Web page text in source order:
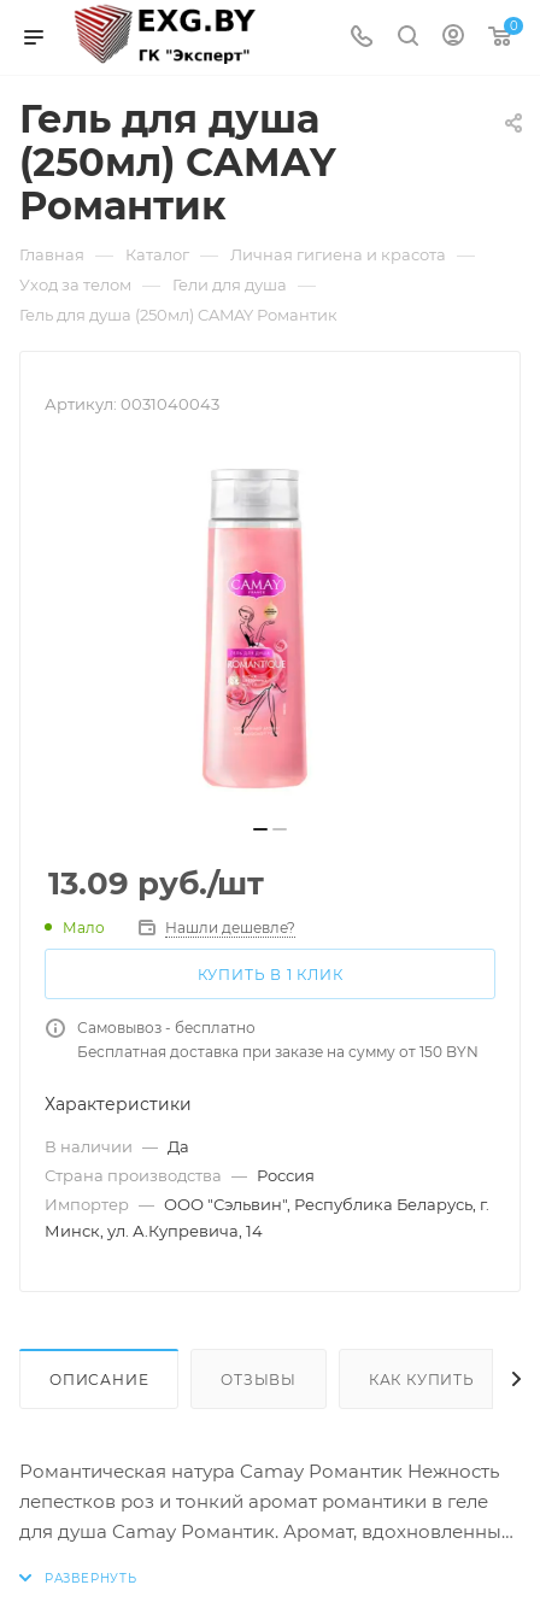
0
Гель для душа
(250мл) CAMAY
Романтик
Главная — Каталог — Личная гигиена и красота —
Уход за телом — Гели для душа —
Гель для душа (250мл) CAMAY Романтик
Артикул: 0031040043
13.09 руб./шт
Мало Нашли дешевле?
КУПИТЬ В 1 КЛИК
Самовывоз - бесплатно
Бесплатная доставка при заказе на сумму от 150 BYN
Характеристики
В наличии — Да
Страна производства — Россия
Импортер — ООО "Сэльвин", Республика Беларусь, г.
Минск, ул. А.Купревича, 14
ОПИСАНИЕ ОТЗЫВЫ КАК КУПИТЬ
Романтическая натура Camay Романтик Нежность
лепестков роз и тонкий аромат романтики в геле
для душа Camay Романтик. Аромат, вдохновленный